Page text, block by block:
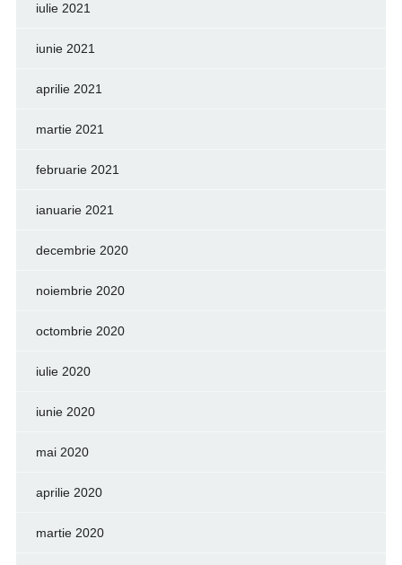
iulie 2021
iunie 2021
aprilie 2021
martie 2021
februarie 2021
ianuarie 2021
decembrie 2020
noiembrie 2020
octombrie 2020
iulie 2020
iunie 2020
mai 2020
aprilie 2020
martie 2020